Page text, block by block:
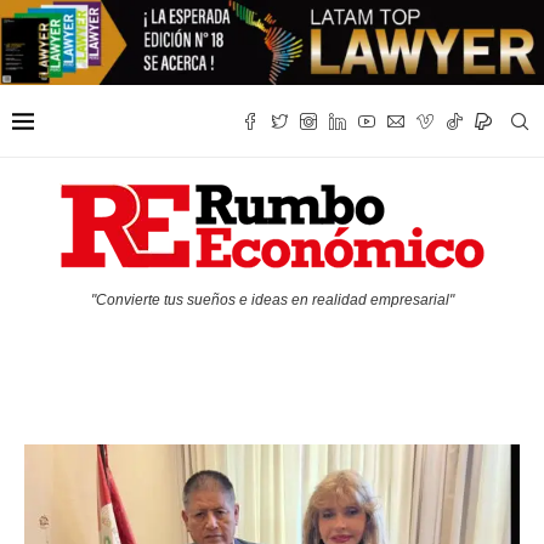
"Convierte tus sueños e ideas en realidad empresarial"